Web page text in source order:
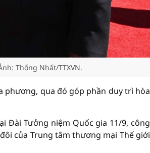
Thống Nhất/TTXVN.
phương, qua đó góp phần duy trì hòa
Đài Tưởng niệm Quốc gia 11/9, công
của Trung tâm thương mại Thế giới